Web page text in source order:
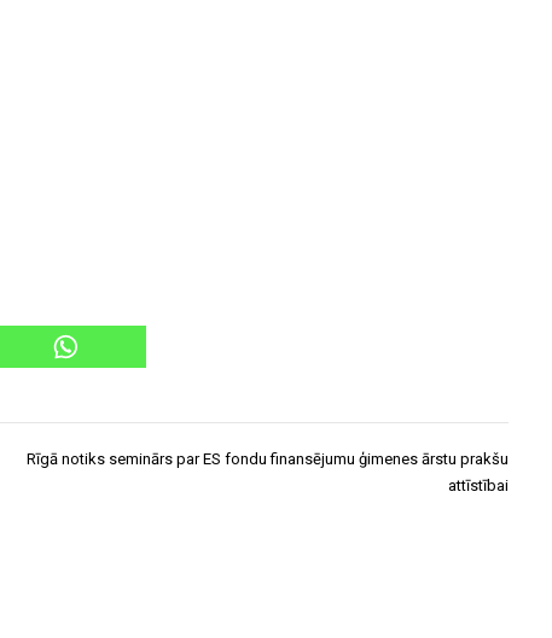
Rīgā notiks seminārs par ES fondu finansējumu ģimenes ārstu prakšu
attīstībai